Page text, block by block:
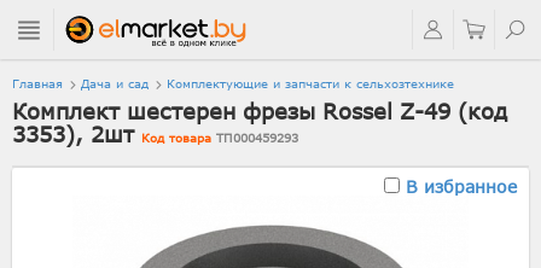
Главная Дача и сад Комплектующие и запчасти к сельхозтехнике
Комплект шестерен фрезы Rossel Z-49 (код
3353), 2шт Код товара ТП000459293
В избранное